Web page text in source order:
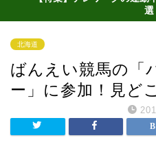
選
北海道
ばんえい競馬の「
ー」に参加！見ど